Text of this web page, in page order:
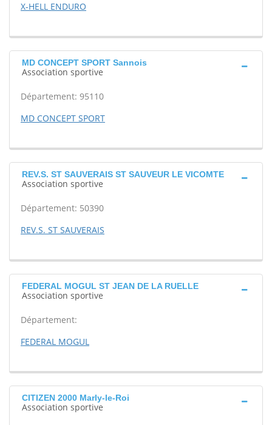
X-HELL ENDURO
MD CONCEPT SPORT Sannois
Association sportive
Département: 95110
MD CONCEPT SPORT
REV.S. ST SAUVERAIS ST SAUVEUR LE VICOMTE
Association sportive
Département: 50390
REV.S. ST SAUVERAIS
FEDERAL MOGUL ST JEAN DE LA RUELLE
Association sportive
Département:
FEDERAL MOGUL
CITIZEN 2000 Marly-le-Roi
Association sportive